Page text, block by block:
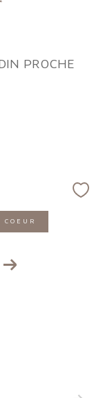
PROCHE
COEUR